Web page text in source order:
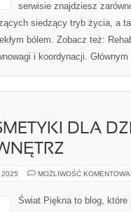
serwisie znajdziesz
siedzący tryb życia, a
bólem. Zobacz też:
i koordynacji.
DLA
2025 MOŻLIWOŚĆ
Świat Piękna to blog, które